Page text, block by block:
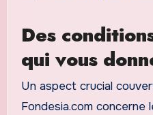
Des
qui vous
Un aspect crucial
Fondesia.com concerne